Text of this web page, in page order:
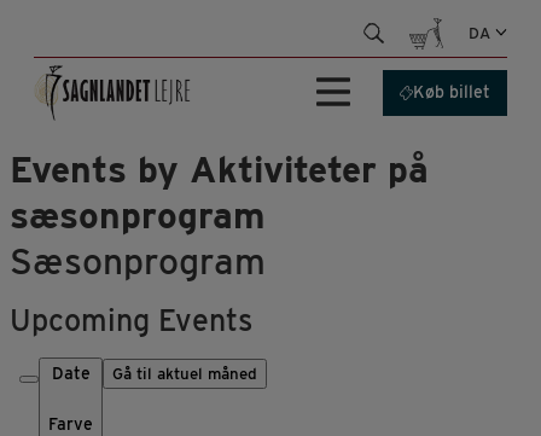
indhold
DA
Køb billet
Events by Aktiviteter på
sæsonprogram
Sæsonprogram
Upcoming Events
Date
Farve
Gå til aktuel måned